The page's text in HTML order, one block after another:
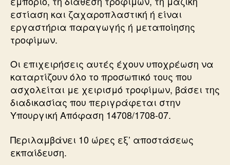
εστίαση και ζαχαροπλαστική ή είναι
εργαστήρια παραγωγής ή μεταποίησης
τροφίμων.
Οι επιχειρήσεις αυτές έχουν υποχρέωση να
καταρτίζουν όλο το προσωπικό τους που
ασχολείται με χειρισμό τροφίμων, βάσει της
διαδικασίας που περιγράφεται στην
Υπουργική Απόφαση 14708/1708-07.
Περιλαμβάνει 10 ώρες εξ’ αποστάσεως
εκπαίδευση.